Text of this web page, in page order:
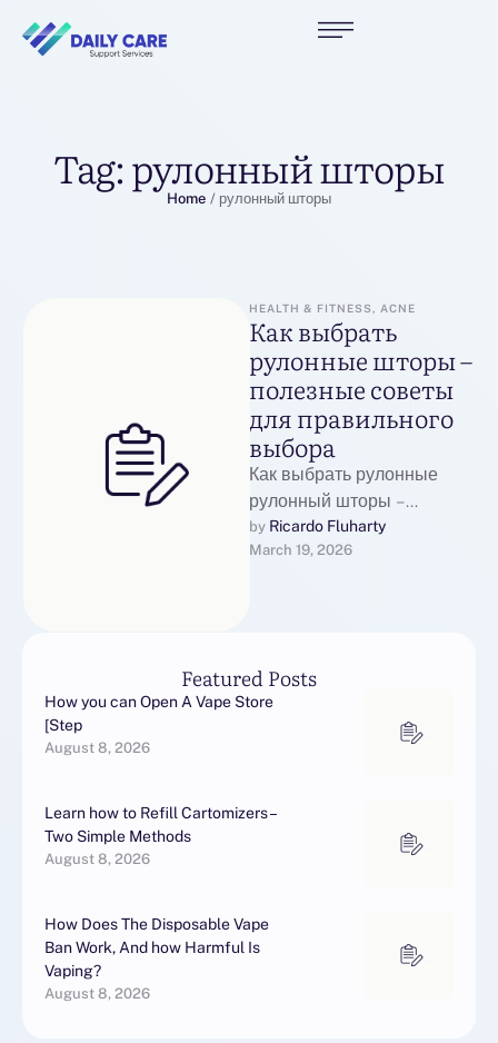
Tag:рулонный шторы
Home / рулонный шторы
HEALTH & FITNESS, ACNE
Как выбрать
рулонные шторы –
полезные советы
для правильного
выбора
Как выбрать рулонные
рулонный шторы –
полезные советы для
оптимального
by Ricardo Fluharty
March 19, 2026
Featured Posts
How you can Open A Vape Store
[Step
August 8, 2026
Learn how to Refill Cartomizers –
Two Simple Methods
August 8, 2026
How Does The Disposable Vape
Ban Work, And how Harmful Is
Vaping?
August 8, 2026